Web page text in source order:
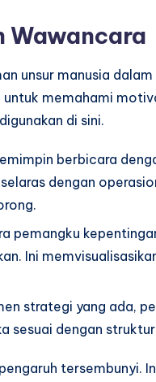
Wawancara
unsur manusia
memahami
di sini.
berbicara
dengan
pemangku
Ini
strategi yang ada,
sesuai dengan struktur
tersembunyi.